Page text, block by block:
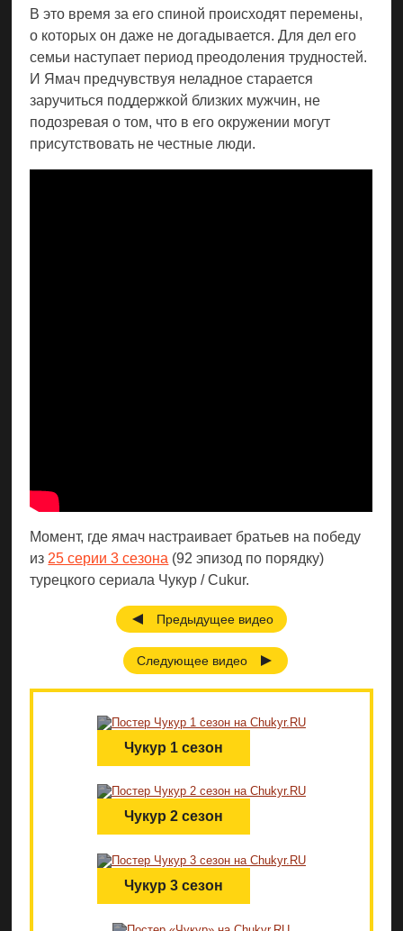
В это время за его спиной происходят перемены,
о которых он даже не догадывается. Для дел его
семьи наступает период преодоления трудностей.
И Ямач предчувствуя неладное старается
заручиться поддержкой близких мужчин, не
подозревая о том, что в его окружении могут
присутствовать не честные люди.
Момент, где ямач настраивает братьев на победу
из 25 серии 3 сезона (92 эпизод по порядку)
турецкого сериала Чукур / Cukur.
Предыдущее видео
Следующее видео
Чукур 1 сезон
Чукур 2 сезон
Чукур 3 сезон